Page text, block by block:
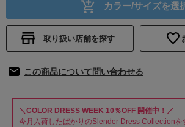
カラー/サイズを選
取り扱い店舗を探す
この商品について問い合わせる
＼COLOR DRESS WEEK 10％OFF 開催中！／
今月入荷したばかりのSlender Dress Collectionを